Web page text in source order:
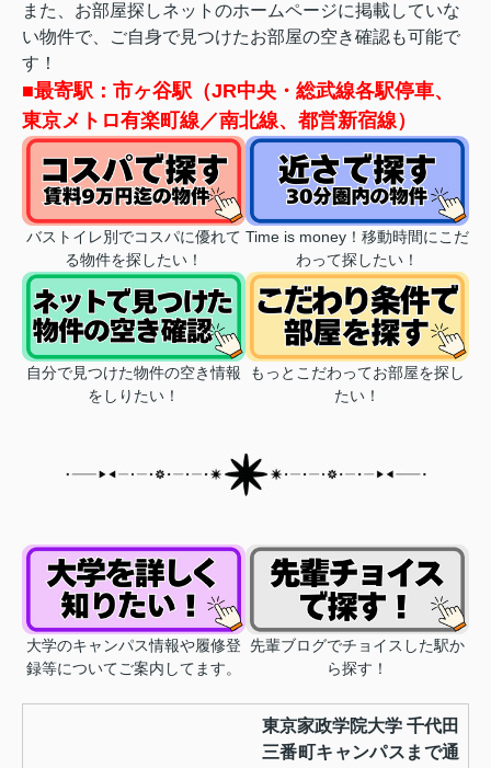
また、お部屋探しネットのホームページに掲載していな
い物件で、ご自身で見つけたお部屋の空き確認も可能で
す！
■最寄駅：市ヶ谷駅（JR中央・総武線各駅停車、
東京メトロ有楽町線／南北線、都営新宿線）
バストイレ別でコスパに優れて
る物件を探したい！
Time is money！移動時間にこだ
わって探したい！
自分で見つけた物件の空き情報
をしりたい！
もっとこだわってお部屋を探し
たい！
大学のキャンパス情報や履修登
録等についてご案内してます。
先輩ブログでチョイスした駅か
ら探す！
東京家政学院大学 千代田
三番町キャンパスまで通